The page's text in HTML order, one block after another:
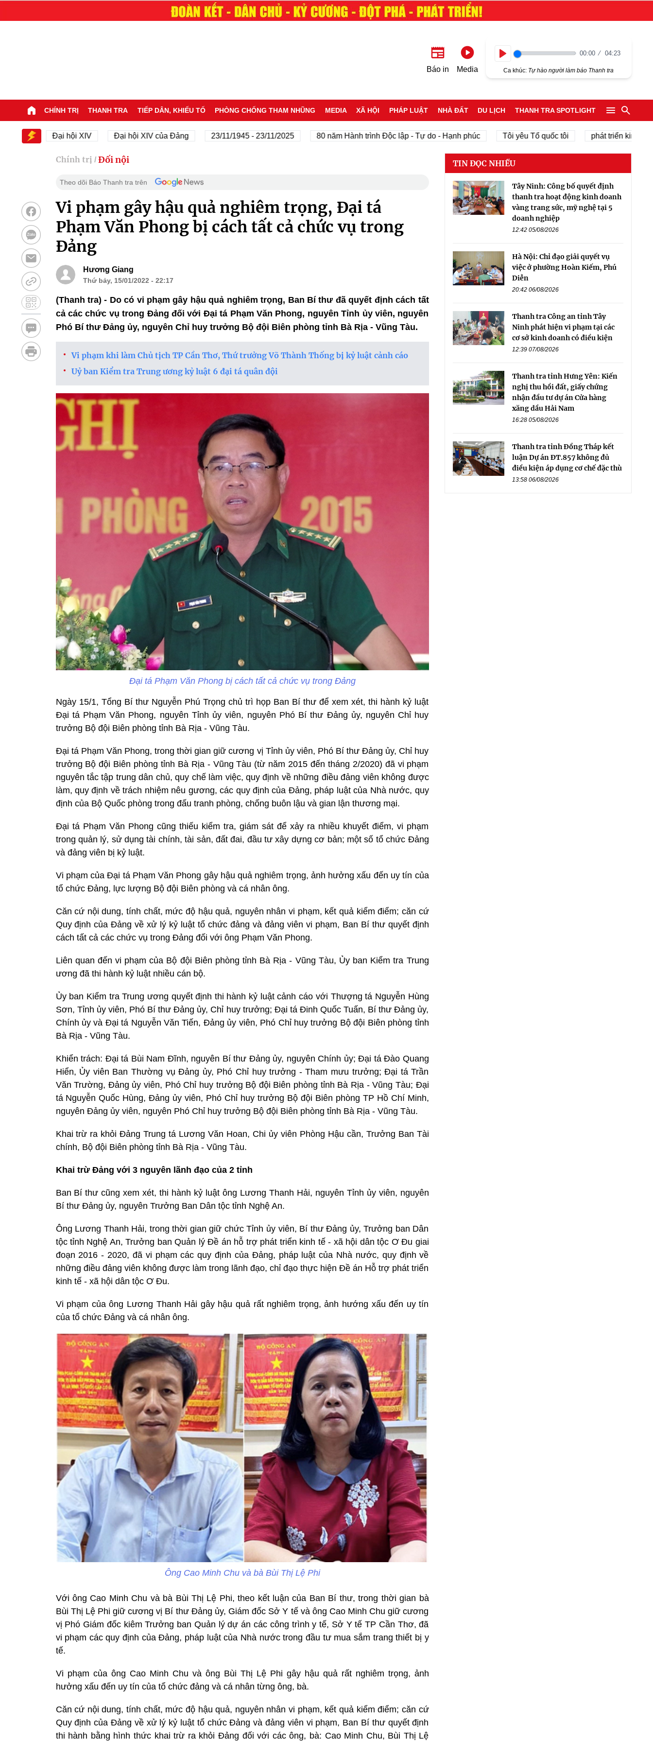
Báo in Media
00:00 04:23
Ca khúc: Tự hào người làm báo Thanh tra
CHÍNH TRỊ THANH TRA TIẾP DÂN, KHIẾU TỐ PHÒNG CHỐNG THAM NHŨNG MEDIA XÃ HỘI PHÁP LUẬT NHÀ ĐẤT DU LỊCH THANH TRA SPOTLIGHT
Đại hội XIV Đại hội XIV của Đảng 23/11/1945 - 23/11/2025 80 năm Hành trình Độc lập - Tự do - Hạnh phúc Tôi yêu Tổ quốc tôi phát triển kinh tế tư
Chính trị / Đối nội
Theo dõi Báo Thanh tra trên
Vi phạm gây hậu quả nghiêm trọng, Đại tá
Phạm Văn Phong bị cách tất cả chức vụ trong
Đảng
Hương Giang
Thứ bảy, 15/01/2022 - 22:17
(Thanh tra) - Do có vi phạm gây hậu quả nghiêm trọng, Ban Bí thư đã quyết định cách tất
cả các chức vụ trong Đảng đối với Đại tá Phạm Văn Phong, nguyên Tỉnh ủy viên, nguyên
Phó Bí thư Đảng ủy, nguyên Chỉ huy trưởng Bộ đội Biên phòng tỉnh Bà Rịa - Vũng Tàu.
Vi phạm khi làm Chủ tịch TP Cần Thơ, Thứ trưởng Võ Thành Thống bị kỷ luật cảnh cáo
Uỷ ban Kiểm tra Trung ương kỷ luật 6 đại tá quân đội
Đại tá Phạm Văn Phong bị cách tất cả chức vụ trong Đảng
Ngày 15/1, Tổng Bí thư Nguyễn Phú Trọng chủ trì họp Ban Bí thư để xem xét, thi hành kỷ luật
Đại tá Phạm Văn Phong, nguyên Tỉnh ủy viên, nguyên Phó Bí thư Đảng ủy, nguyên Chỉ huy
trưởng Bộ đội Biên phòng tỉnh Bà Rịa - Vũng Tàu.
Đại tá Phạm Văn Phong, trong thời gian giữ cương vị Tỉnh ủy viên, Phó Bí thư Đảng ủy, Chỉ huy
trưởng Bộ đội Biên phòng tỉnh Bà Rịa - Vũng Tàu (từ năm 2015 đến tháng 2/2020) đã vi phạm
nguyên tắc tập trung dân chủ, quy chế làm việc, quy định về những điều đảng viên không được
làm, quy định về trách nhiệm nêu gương, các quy định của Đảng, pháp luật của Nhà nước, quy
định của Bộ Quốc phòng trong đấu tranh phòng, chống buôn lậu và gian lận thương mại.
Đại tá Phạm Văn Phong cũng thiếu kiểm tra, giám sát để xảy ra nhiều khuyết điểm, vi phạm
trong quản lý, sử dụng tài chính, tài sản, đất đai, đầu tư xây dựng cơ bản; một số tổ chức Đảng
và đảng viên bị kỷ luật.
Vi phạm của Đại tá Phạm Văn Phong gây hậu quả nghiêm trọng, ảnh hưởng xấu đến uy tín của
tổ chức Đảng, lực lượng Bộ đội Biên phòng và cá nhân ông.
Căn cứ nội dung, tính chất, mức độ hậu quả, nguyên nhân vi phạm, kết quả kiểm điểm; căn cứ
Quy định của Đảng về xử lý kỷ luật tổ chức đảng và đảng viên vi phạm, Ban Bí thư quyết định
cách tất cả các chức vụ trong Đảng đối với ông Phạm Văn Phong.
Liên quan đến vi phạm của Bộ đội Biên phòng tỉnh Bà Rịa - Vũng Tàu, Ủy ban Kiểm tra Trung
ương đã thi hành kỷ luật nhiều cán bộ.
Ủy ban Kiểm tra Trung ương quyết định thi hành kỷ luật cảnh cáo với Thượng tá Nguyễn Hùng
Sơn, Tỉnh ủy viên, Phó Bí thư Đảng ủy, Chỉ huy trưởng; Đại tá Đinh Quốc Tuấn, Bí thư Đảng ủy,
Chính ủy và Đại tá Nguyễn Văn Tiến, Đảng ủy viên, Phó Chỉ huy trưởng Bộ đội Biên phòng tỉnh
Bà Rịa - Vũng Tàu.
Khiển trách: Đại tá Bùi Nam Đĩnh, nguyên Bí thư Đảng ủy, nguyên Chính ủy; Đại tá Đào Quang
Hiển, Ủy viên Ban Thường vụ Đảng ủy, Phó Chỉ huy trưởng - Tham mưu trưởng; Đại tá Trần
Văn Trường, Đảng ủy viên, Phó Chỉ huy trưởng Bộ đội Biên phòng tỉnh Bà Rịa - Vũng Tàu; Đại
tá Nguyễn Quốc Hùng, Đảng ủy viên, Phó Chỉ huy trưởng Bộ đội Biên phòng TP Hồ Chí Minh,
nguyên Đảng ủy viên, nguyên Phó Chỉ huy trưởng Bộ đội Biên phòng tỉnh Bà Rịa - Vũng Tàu.
Khai trừ ra khỏi Đảng Trung tá Lương Văn Hoan, Chi ủy viên Phòng Hậu cần, Trưởng Ban Tài
chính, Bộ đội Biên phòng tỉnh Bà Rịa - Vũng Tàu.
Khai trừ Đảng với 3 nguyên lãnh đạo của 2 tỉnh
Ban Bí thư cũng xem xét, thi hành kỷ luật ông Lương Thanh Hải, nguyên Tỉnh ủy viên, nguyên
Bí thư Đảng ủy, nguyên Trưởng Ban Dân tộc tỉnh Nghệ An.
Ông Lương Thanh Hải, trong thời gian giữ chức Tỉnh ủy viên, Bí thư Đảng ủy, Trưởng ban Dân
tộc tỉnh Nghệ An, Trưởng ban Quản lý Đề án hỗ trợ phát triển kinh tế - xã hội dân tộc Ơ Đu giai
đoạn 2016 - 2020, đã vi phạm các quy định của Đảng, pháp luật của Nhà nước, quy định về
những điều đảng viên không được làm trong lãnh đạo, chỉ đạo thực hiện Đề án Hỗ trợ phát triển
kinh tế - xã hội dân tộc Ơ Đu.
Vi phạm của ông Lương Thanh Hải gây hậu quả rất nghiêm trọng, ảnh hướng xấu đến uy tín
của tổ chức Đảng và cá nhân ông.
Ông Cao Minh Chu và bà Bùi Thị Lệ Phi
Với ông Cao Minh Chu và bà Bùi Thị Lệ Phi, theo kết luận của Ban Bí thư, trong thời gian bà
Bùi Thị Lệ Phi giữ cương vị Bí thư Đảng ủy, Giám đốc Sở Y tế và ông Cao Minh Chu giữ cương
vị Phó Giám đốc kiêm Trưởng ban Quản lý dự án các công trình y tế, Sở Y tế TP Cần Thơ, đã
vi phạm các quy định của Đảng, pháp luật của Nhà nước trong đầu tư mua sắm trang thiết bị y
tế.
Vi phạm của ông Cao Minh Chu và ông Bùi Thị Lệ Phi gây hậu quả rất nghiêm trọng, ảnh
hưởng xấu đến uy tín của tổ chức đảng và cá nhân từng ông, bà.
Căn cứ nội dung, tính chất, mức độ hậu quả, nguyên nhân vi phạm, kết quả kiểm điểm; căn cứ
Quy định của Đảng về xử lý kỷ luật tổ chức Đảng và đảng viên vi phạm, Ban Bí thư quyết định
thi hành bằng hình thức khai trừ ra khỏi Đảng đối với các ông, bà: Cao Minh Chu, Bùi Thị Lệ
TIN ĐỌC NHIỀU
Tây Ninh: Công bố quyết định
thanh tra hoạt động kinh doanh
vàng trang sức, mỹ nghệ tại 5
doanh nghiệp
12:42 05/08/2026
Hà Nội: Chỉ đạo giải quyết vụ
việc ở phường Hoàn Kiếm, Phú
Diễn
20:42 06/08/2026
Thanh tra Công an tỉnh Tây
Ninh phát hiện vi phạm tại các
cơ sở kinh doanh có điều kiện
12:39 07/08/2026
Thanh tra tỉnh Hưng Yên: Kiến
nghị thu hồi đất, giấy chứng
nhận đầu tư dự án Cửa hàng
xăng dầu Hải Nam
16:28 05/08/2026
Thanh tra tỉnh Đồng Tháp kết
luận Dự án ĐT.857 không đủ
điều kiện áp dụng cơ chế đặc thù
13:58 06/08/2026